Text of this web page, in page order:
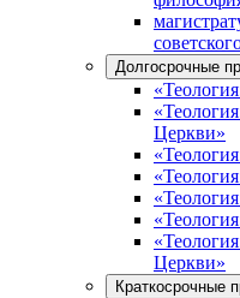
Долгосрочные
Церкви»
Церкви»
Краткосрочные